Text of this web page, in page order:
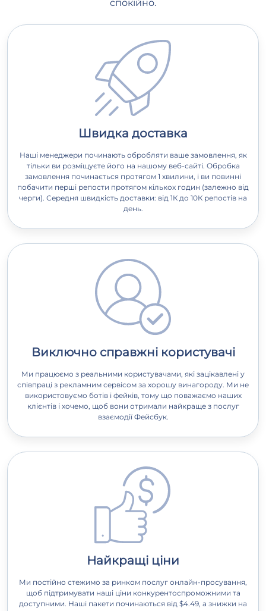
спокійно.
Швидка доставка
Наші менеджери починають обробляти ваше замовлення, як
тільки ви розміщуєте його на нашому веб-сайті. Обробка
замовлення починається протягом 1 хвилини, і ви повинні
побачити перші репости протягом кількох годин (залежно від
черги). Середня швидкість доставки: від 1К до 10К репостів на
день.
Виключно справжні користувачі
Ми працюємо з реальними користувачами, які зацікавлені у
співпраці з рекламним сервісом за хорошу винагороду. Ми не
використовуємо ботів і фейків, тому що поважаємо наших
клієнтів і хочемо, щоб вони отримали найкраще з послуг
взаємодії Фейсбук.
Найкращі ціни
Ми постійно стежимо за ринком послуг онлайн-просування,
щоб підтримувати наші ціни конкурентоспроможними та
доступними. Наші пакети починаються від $4.49, а знижки на